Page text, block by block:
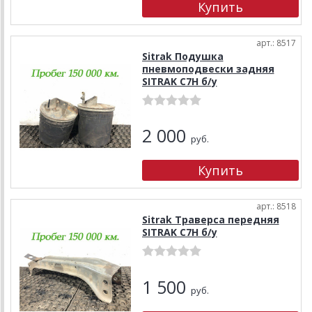
арт.: 8517
Sitrak Подушка
пневмоподвески задняя
SITRAK C7H б/у
2 000 руб.
арт.: 8518
Sitrak Траверса передняя
SITRAK C7H б/у
1 500 руб.